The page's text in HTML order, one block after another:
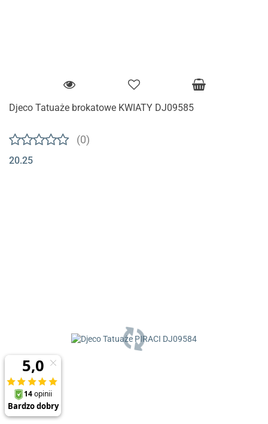
Djeco Tatuaże brokatowe KWIATY DJ09585
(0)
20.25